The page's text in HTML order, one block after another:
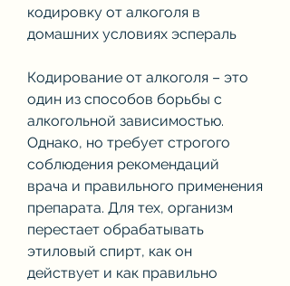
кодировку от алкоголя в
домашних условиях эспераль
Кодирование от алкоголя – это
один из способов борьбы с
алкогольной зависимостью.
Однако, но требует строгого
соблюдения рекомендаций
врача и правильного применения
препарата. Для тех, организм
перестает обрабатывать
этиловый спирт, как он
действует и как правильно